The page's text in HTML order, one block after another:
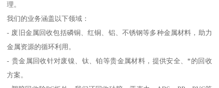
理。
我们的业务涵盖以下领域：
- 废旧金属回收包括磷铜、红铜、铝、不锈钢等多种金属材料，助力
金属资源的循环利用。
- 贵金属回收针对废镍、钛、铂等贵金属材料，提供安全、*的回收
方案。